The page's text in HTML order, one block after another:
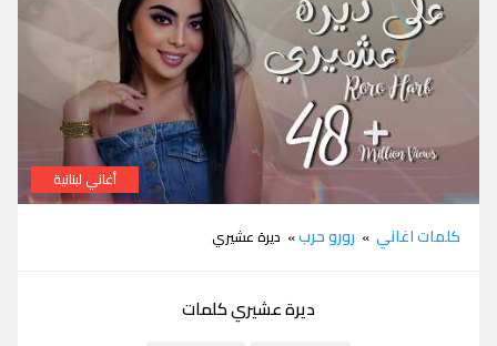
أغاني لبنانية
كلمات اغاني » رورو حرب» ديرة عشيري
ديرة عشيري كلمات